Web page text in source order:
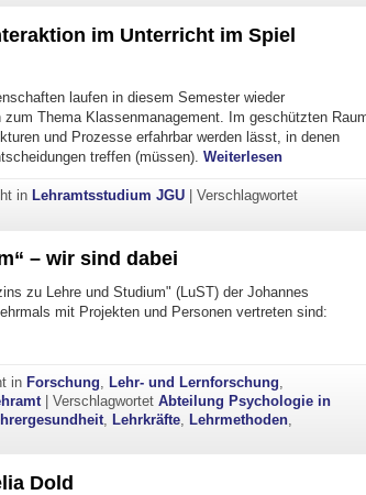
im Unterricht im Spiel
laufen in diesem Semester wieder
Thema Klassenmanagement. Im geschützten
und Prozesse erfahrbar werden lässt, in denen
treffen (müssen). Weiterlesen
in Lehramtsstudium JGU |Verschlagwortet
– wir sind dabei
zu Lehre und Studium" (LuST) der Johannes
mit Projekten und Personen vertreten sind:
– wir sind dabei"
in Forschung Lehr- und Lernforschung
|VerschlagwortetAbteilung Psychologie in
Lehrkräfte Lehrmethoden
Dold